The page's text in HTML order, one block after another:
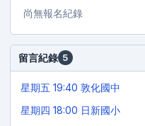
尚無報名紀錄
留言紀錄 5
星期五 19:40 敦化國中
星期四 18:00 日新國小